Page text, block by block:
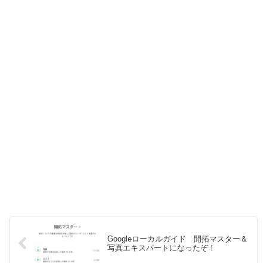
Googleローカルガイド 開拓マスター＆
写真エキスパートになったぞ！